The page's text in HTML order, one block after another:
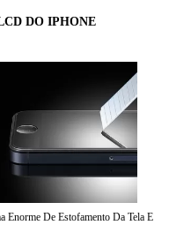
DO IPHONE
Enorme De Estofamento Da Tela E